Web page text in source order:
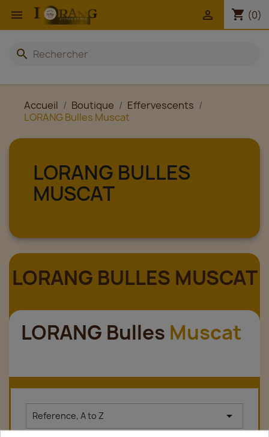
 shopping_cart (0)

search
Accueil Boutique
Effervescents
LORANG Bulles Muscat
LORANG BULLES
MUSCAT
LORANG BULLES MUSCAT
LORANG Bulles Muscat
Reference, A to Z 